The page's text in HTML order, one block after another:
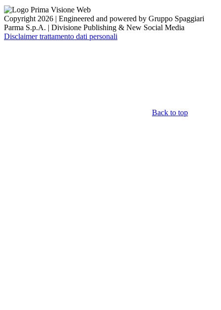
Copyright 2026 | Engineered and powered by Gruppo Spaggiari
Parma S.p.A. | Divisione Publishing & New Social Media
Disclaimer trattamento dati personali
Back to top